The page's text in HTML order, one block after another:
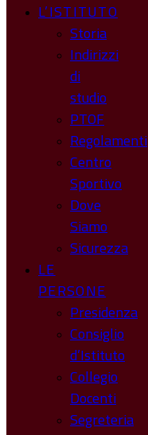
L’ISTITUTO
Storia
Indirizzi
di
studio
PTOF
Regolamenti
Centro
Sportivo
Dove
Siamo
Sicurezza
LE
PERSONE
Presidenza
Consiglio
d’Istituto
Collegio
Docenti
Segreteria